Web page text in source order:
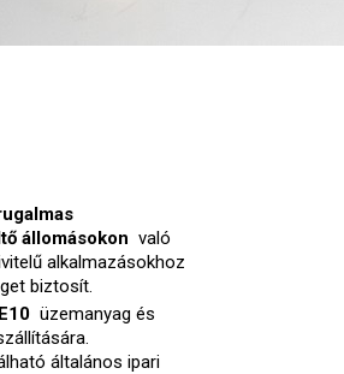
állomásokon való
alkalmazásokhoz
biztosít.
üzemanyag és
általános ipari